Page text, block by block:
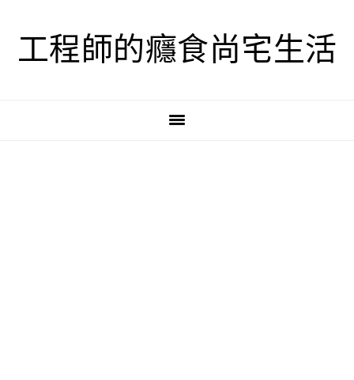
工程師的癮食尚宅生活